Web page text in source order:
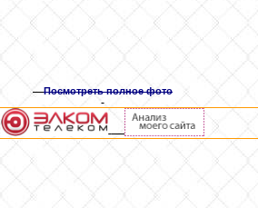
Посмотреть полное фото